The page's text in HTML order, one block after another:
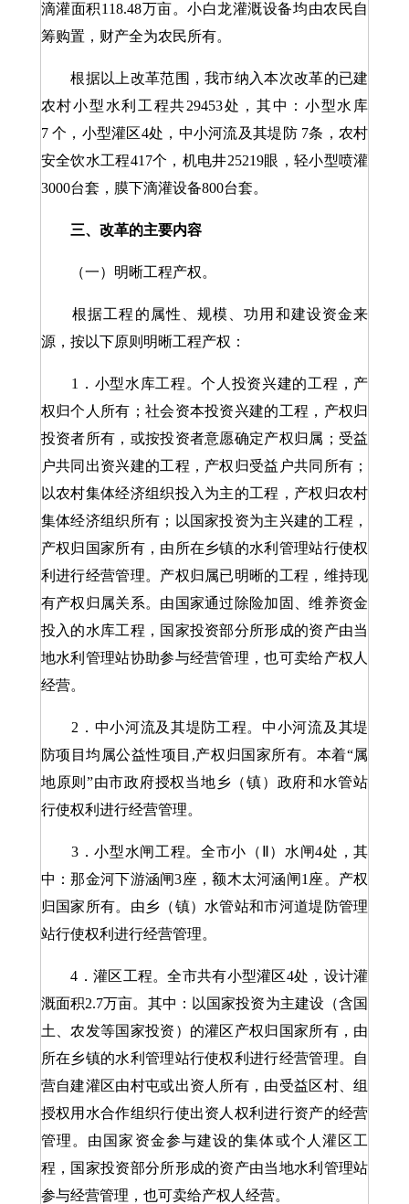
滴灌面积118.48万亩。小白龙灌溉设备均由农民自
筹购置，财产全为农民所有。
根据以上改革范围，我市纳入本次改革的已建
农村小型水利工程共29453处，其中：小型水库
7 个，小型灌区4处，中小河流及其堤防 7条，农村
安全饮水工程417个，机电井25219眼，轻小型喷灌
3000台套，膜下滴灌设备800台套。
三、改革的主要内容
（一）明晰工程产权。
根据工程的属性、规模、功用和建设资金来
源，按以下原则明晰工程产权：
1．小型水库工程。个人投资兴建的工程，产
权归个人所有；社会资本投资兴建的工程，产权归
投资者所有，或按投资者意愿确定产权归属；受益
户共同出资兴建的工程，产权归受益户共同所有；
以农村集体经济组织投入为主的工程，产权归农村
集体经济组织所有；以国家投资为主兴建的工程，
产权归国家所有，由所在乡镇的水利管理站行使权
利进行经营管理。产权归属已明晰的工程，维持现
有产权归属关系。由国家通过除险加固、维养资金
投入的水库工程，国家投资部分所形成的资产由当
地水利管理站协助参与经营管理，也可卖给产权人
经营。
2．中小河流及其堤防工程。中小河流及其堤
防项目均属公益性项目,产权归国家所有。本着“属
地原则”由市政府授权当地乡（镇）政府和水管站
行使权利进行经营管理。
3．小型水闸工程。全市小（Ⅱ）水闸4处，其
中：那金河下游涵闸3座，额木太河涵闸1座。产权
归国家所有。由乡（镇）水管站和市河道堤防管理
站行使权利进行经营管理。
4．灌区工程。全市共有小型灌区4处，设计灌
溉面积2.7万亩。其中：以国家投资为主建设（含国
土、农发等国家投资）的灌区产权归国家所有，由
所在乡镇的水利管理站行使权利进行经营管理。自
营自建灌区由村屯或出资人所有，由受益区村、组
授权用水合作组织行使出资人权利进行资产的经营
管理。由国家资金参与建设的集体或个人灌区工
程，国家投资部分所形成的资产由当地水利管理站
参与经营管理，也可卖给产权人经营。